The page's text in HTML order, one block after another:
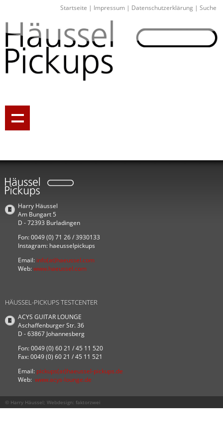
Startseite | Impressum | Datenschutzerklärung | Suche
Harry Häussel
Am Bungart 5
D - 72393 Burladingen
Fon: 0049 (0) 71 26 / 3930133
Instagram: haeusselpickups
Email: info(at)haeussel.com
Web:www.haeussel.com
HÄUSSEL-PICKUPS TESTCENTER
ACYS GUITAR LOUNGE
Aschaffenburger Str. 36
D - 63867 Johannesberg
Fon: 0049 (0) 60 21 / 45 11 520
Fax: 0049 (0) 60 21 / 45 11 521
Email: pickups(at)haeussel-pickups.de
Web: www.acys-lounge.de
© Harry Häussel; Webdesign: faktorzwei